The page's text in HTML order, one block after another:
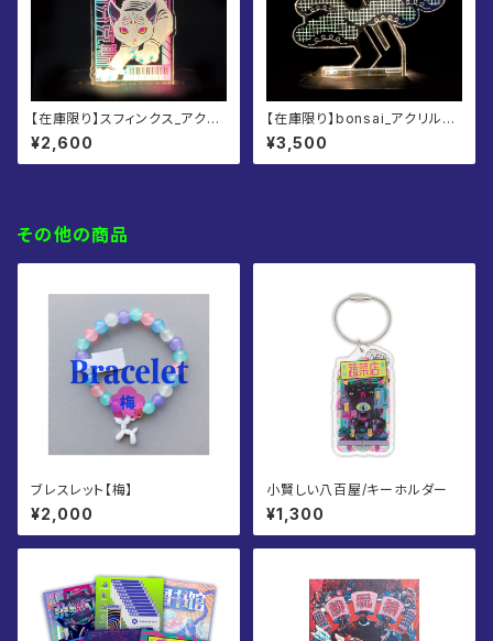
【在庫限り】スフィンクス_アクリ
ル板/卓上ネオン
¥2,600
【在庫限り】bonsai_アクリル板/
卓上ネオン
¥3,500
その他の商品
ブレスレット【梅】
¥2,000
小賢しい八百屋/キーホルダー
¥1,300